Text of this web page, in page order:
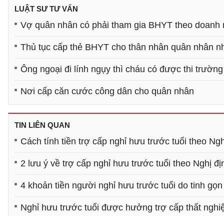
LUẬT SƯ TƯ VẤN
Vợ quân nhân có phải tham gia BHYT theo doanh
Thủ tục cấp thẻ BHYT cho thân nhân quân nhân
Ông ngoại đi lính ngụy thì cháu có được thi
Nơi cấp căn cước công dân cho quân nhân
TIN LIÊN QUAN
Cách tính tiền trợ cấp nghỉ hưu trước tuổi theo
2 lưu ý về trợ cấp nghỉ hưu trước tuổi theo Nghị
4 khoản tiền người nghỉ hưu trước tuổi do tinh
Nghỉ hưu trước tuổi được hưởng trợ cấp thất